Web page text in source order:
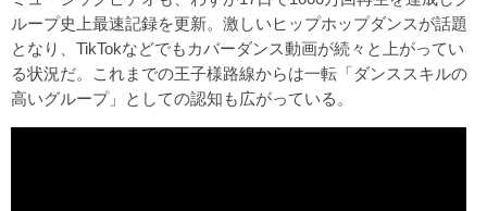
ループ史上最速記録を更新。激しいヒップホップダンスが話題
となり、TikTokなどでもカバーダンス動画が続々と上がってい
る状況だ。これまでの王子様路線からは一転「ダンススキルの
高いグループ」としての認知も広がっている。